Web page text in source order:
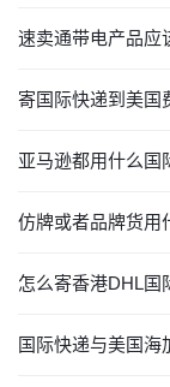
速卖通带电产品应
寄国际快递到美国
亚马逊都用什么国
仿牌或者品牌货用
怎么寄香港DHL国
国际快递与美国海